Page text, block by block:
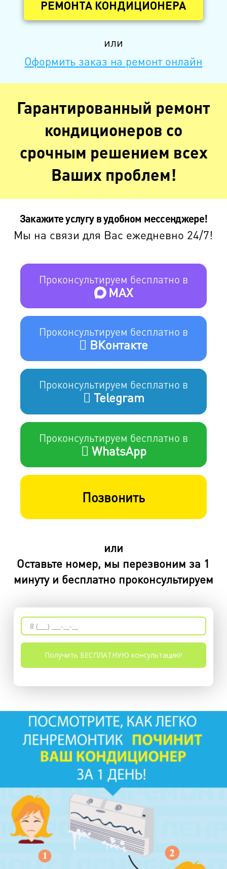
РЕМОНТА КОНДИЦИОНЕРА
или
Оформить заказ на ремонт онлайн
Гарантированный ремонт
кондиционеров со
срочным решением всех
Ваших проблем!
Закажите услугу в удобном мессенджере!
Мы на связи для Вас ежедневно 24/7!
Проконсультируем бесплатно в
MAX
Проконсультируем бесплатно в
ВКонтакте
Проконсультируем бесплатно в
Telegram
Проконсультируем бесплатно в
WhatsApp
Позвонить
или
Оставьте номер, мы перезвоним за 1
минуту и бесплатно проконсультируем